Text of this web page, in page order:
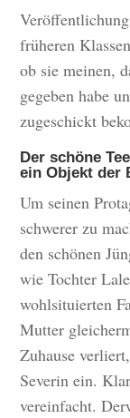
früheren
ob sie meinen,
gegeben habe
zugeschickt
Der schöne
ein Objekt der
Um seinen
schwerer zu
den schönen
wie Tochter
wohlsituierten
Mutter
Zuhause
Severin ein.
vereinfacht.